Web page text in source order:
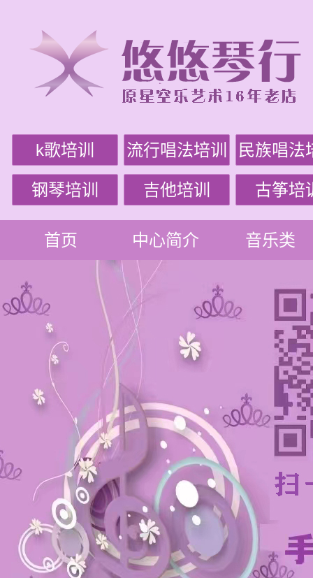
k歌培训 流行唱法培训 民族唱法
钢琴培训 吉他培训 古筝培
首页 中心简介 音乐类